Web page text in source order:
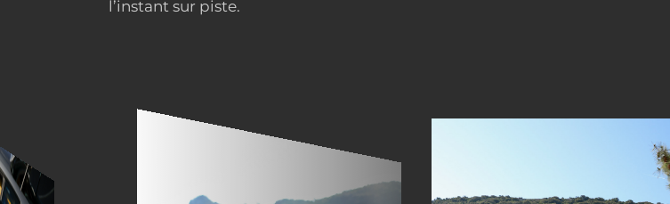
l’instant sur piste.